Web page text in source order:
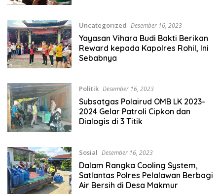
Uncategorized Desember 16, 2023
Yayasan Vihara Budi Bakti Berikan
Reward kepada Kapolres Rohil, Ini
Sebabnya
Politik Desember 16, 2023
Subsatgas Polairud OMB LK 2023-
2024 Gelar Patroli Cipkon dan
Dialogis di 3 Titik
Sosial Desember 16, 2023
Dalam Rangka Cooling System,
Satlantas Polres Pelalawan Berbagi
Air Bersih di Desa Makmur